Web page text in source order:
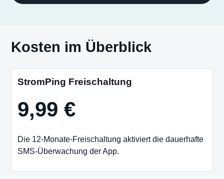
Kosten im Überblick
StromPing Freischaltung
9,99 €
Die 12-Monate-Freischaltung aktiviert die dauerhafte
SMS-Überwachung der App.